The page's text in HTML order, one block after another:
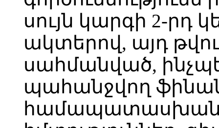
սույն կարգի 2-րդ
ակտերով, այդ
սահմանված,
պահանջվող
համապատասխան